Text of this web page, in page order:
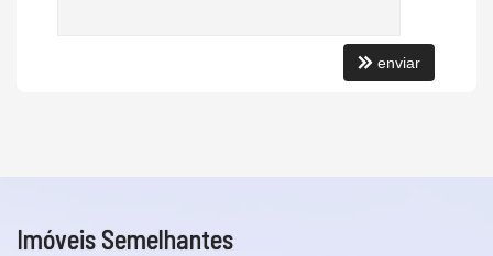
enviar
Imóveis Semelhantes